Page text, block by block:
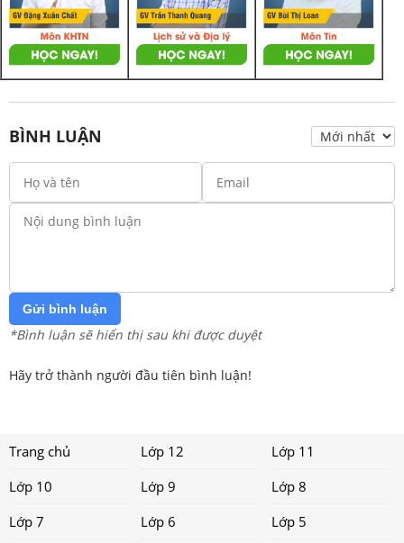
BÌNH LUẬN
Gửi bình luận
*Bình luận sẽ hiển thị sau khi được duyệt
Hãy trở thành người đầu tiên bình luận!
Trang chủ Lớp 12
Lớp 11
Lớp 10
Lớp 9
Lớp 8
Lớp 7
Lớp 6 Lớp 5